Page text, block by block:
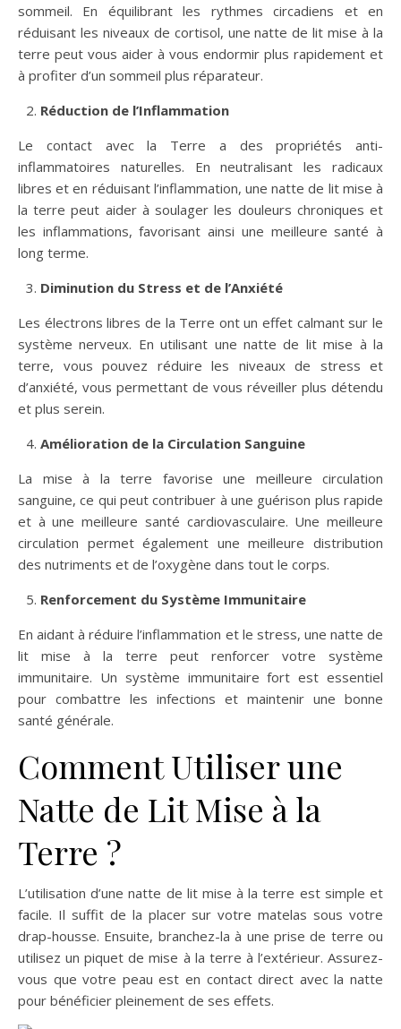
sommeil. En équilibrant les rythmes circadiens et en
réduisant les niveaux de cortisol, une natte de lit mise à la
terre peut vous aider à vous endormir plus rapidement et
à profiter d’un sommeil plus réparateur.
Réduction de l’Inflammation
Le contact avec la Terre a des propriétés anti-
inflammatoires naturelles. En neutralisant les radicaux
libres et en réduisant l’inflammation, une natte de lit mise à
la terre peut aider à soulager les douleurs chroniques et
les inflammations, favorisant ainsi une meilleure santé à
long terme.
Diminution du Stress et de l’Anxiété
Les électrons libres de la Terre ont un effet calmant sur le
système nerveux. En utilisant une natte de lit mise à la
terre, vous pouvez réduire les niveaux de stress et
d’anxiété, vous permettant de vous réveiller plus détendu
et plus serein.
Amélioration de la Circulation Sanguine
La mise à la terre favorise une meilleure circulation
sanguine, ce qui peut contribuer à une guérison plus rapide
et à une meilleure santé cardiovasculaire. Une meilleure
circulation permet également une meilleure distribution
des nutriments et de l’oxygène dans tout le corps.
Renforcement du Système Immunitaire
En aidant à réduire l’inflammation et le stress, une natte de
lit mise à la terre peut renforcer votre système
immunitaire. Un système immunitaire fort est essentiel
pour combattre les infections et maintenir une bonne
santé générale.
Comment Utiliser une
Natte de Lit Mise à la
Terre ?
L’utilisation d’une natte de lit mise à la terre est simple et
facile. Il suffit de la placer sur votre matelas sous votre
drap-housse. Ensuite, branchez-la à une prise de terre ou
utilisez un piquet de mise à la terre à l’extérieur. Assurez-
vous que votre peau est en contact direct avec la natte
pour bénéficier pleinement de ses effets.